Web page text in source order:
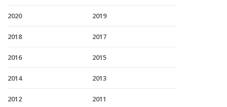
2020 2019
2018 2017
2016 2015
2014 2013
2012 2011